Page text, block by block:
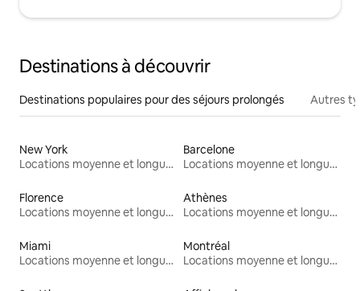
Destinations à découvrir
Destinations populaires pour des séjours prolongés Autres
New York
Locations moyenne et longue durée
Barcelone
Locations moyenne et longue durée
Florence
Locations moyenne et longue durée
Athènes
Locations moyenne et longue durée
Miami
Locations moyenne et longue durée
Montréal
Locations moyenne et longue durée